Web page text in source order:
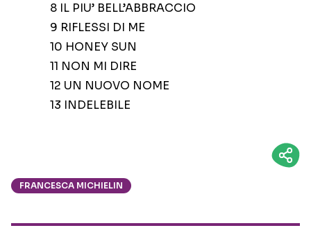
8 IL PIU’ BELL’ABBRACCIO
9 RIFLESSI DI ME
10 HONEY SUN
11 NON MI DIRE
12 UN NUOVO NOME
13 INDELEBILE
FRANCESCA MICHIELIN